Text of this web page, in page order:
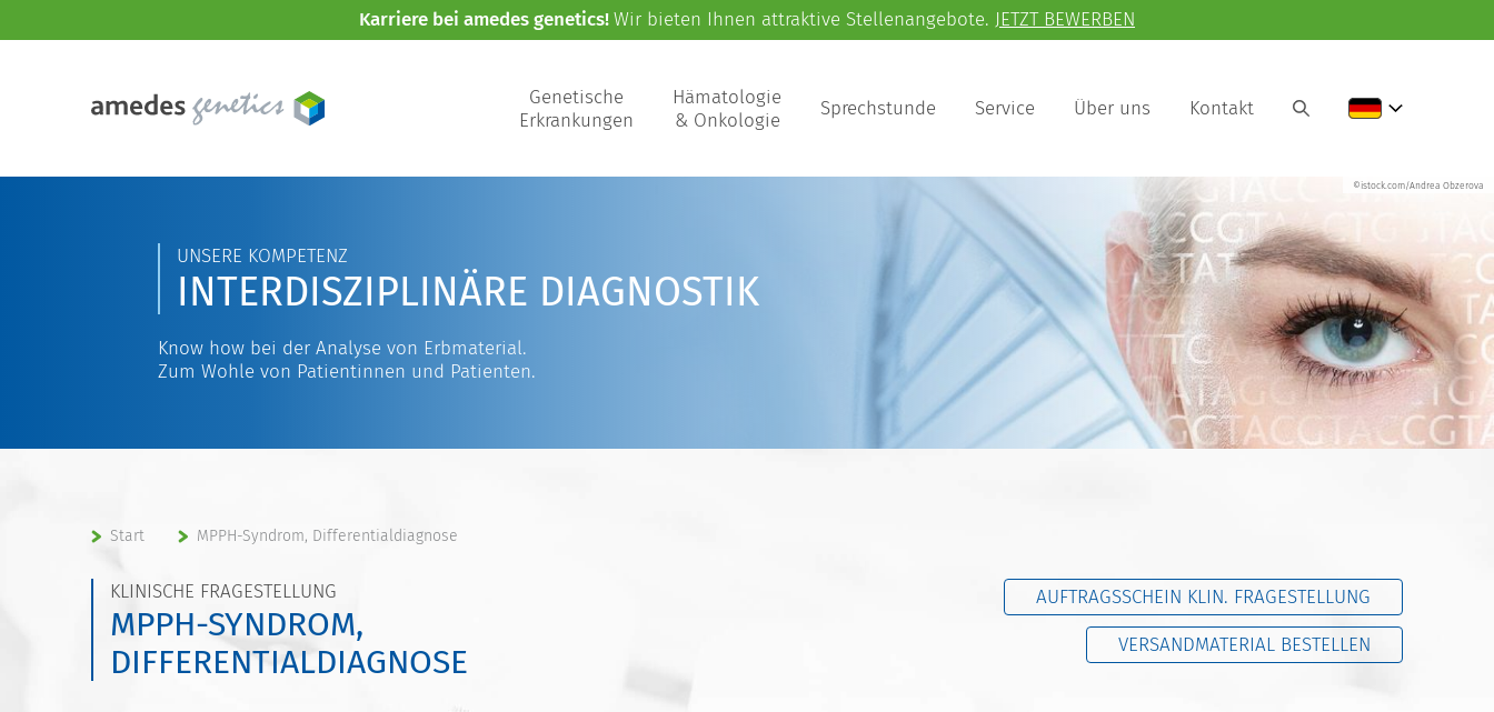
Karriere bei amedes genetics!Wir bieten Ihnen attraktive Stellenangebote. JETZT BEWERBEN
Genetische
Erkrankungen
Hämatologie
& Onkologie
Sprechstunde Service Über uns Kontakt
©istock.com/Andrea Obzerova
UNSERE KOMPETENZ
INTERDISZIPLINÄRE DIAGNOSTIK
Know how bei der Analyse von Erbmaterial.
Zum Wohle von Patientinnen und Patienten.
Start MPPH-Syndrom, Differentialdiagnose
KLINISCHE FRAGESTELLUNG
MPPH-SYNDROM,
DIFFERENTIALDIAGNOSE
AUFTRAGSSCHEIN KLIN. FRAGESTELLUNG
VERSANDMATERIAL BESTELLEN